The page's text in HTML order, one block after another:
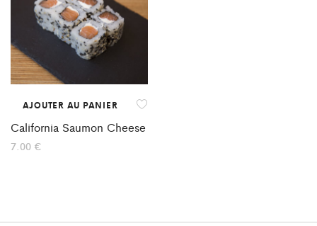
AJOUTER AU PANIER
California Saumon Cheese
7.00 €